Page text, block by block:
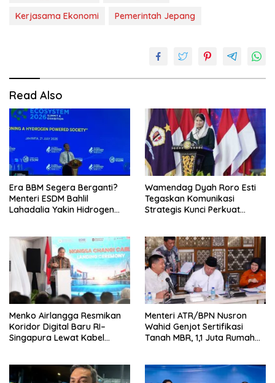
Kerjasama Ekonomi
Pemerintah Jepang
Read Also
Era BBM Segera Berganti?
Menteri ESDM Bahlil
Lahadalia Yakin Hidrogen
Wamendag Dyah Roro Esti
Tegaskan Komunikasi
Strategis Kunci Perkuat
Menko Airlangga Resmikan
Koridor Digital Baru RI–
Singapura Lewat Kabel
Menteri ATR/BPN Nusron
Wahid Genjot Sertifikasi
Tanah MBR, 1,1 Juta Rumah